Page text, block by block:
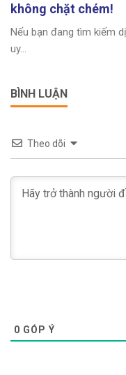
không chặt chém!
Nếu bạn đang tìm kiếm
uy...
BÌNH LUẬN
Theo dõi
0 GÓP Ý